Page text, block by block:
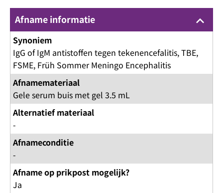
Afname informatie keyboard_arrow_up
Synoniem
IgG of IgM antistoffen tegen tekenencefalitis, TBE,
FSME, Früh Sommer Meningo Encephalitis
Afnamemateriaal
Gele serum buis met gel 3.5 mL
Alternatief materiaal
-
Afnameconditie
-
Afname op prikpost mogelijk?
Ja